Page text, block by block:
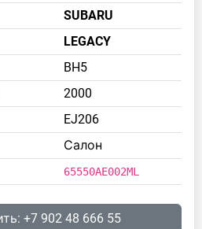
SUBARU
LEGACY
BH5
2000
EJ206
Салон
65550AE002ML
+7 902 48 666 55